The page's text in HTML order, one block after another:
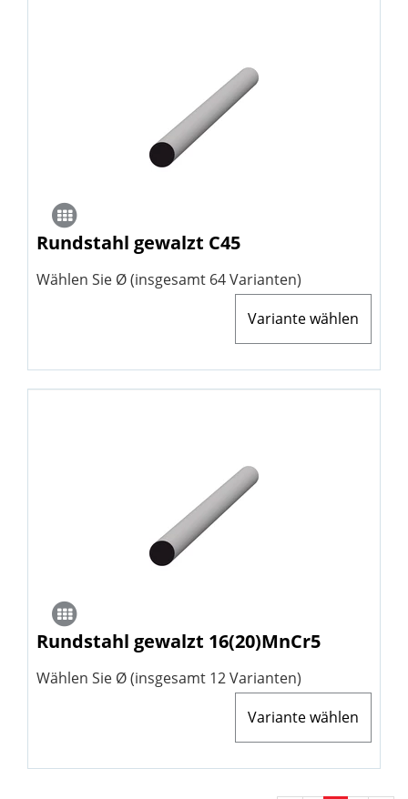
Rundstahl gewalzt C45
Wählen Sie Ø (insgesamt 64 Varianten)
Variante wählen
Rundstahl gewalzt 16(20)MnCr5
Wählen Sie Ø (insgesamt 12 Varianten)
Variante wählen